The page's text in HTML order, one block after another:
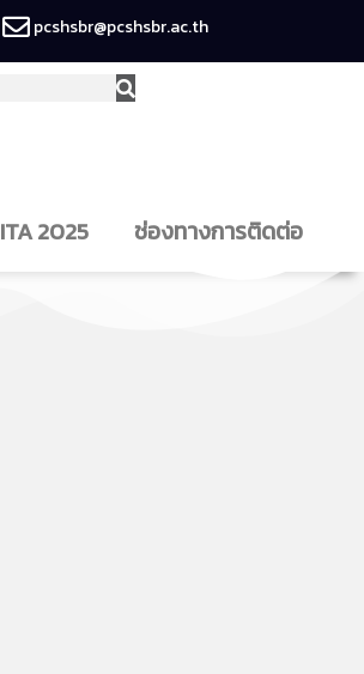
pcshsbr@pcshsbr.ac.th
ITA 2025 ช่องทางการติดต่อ